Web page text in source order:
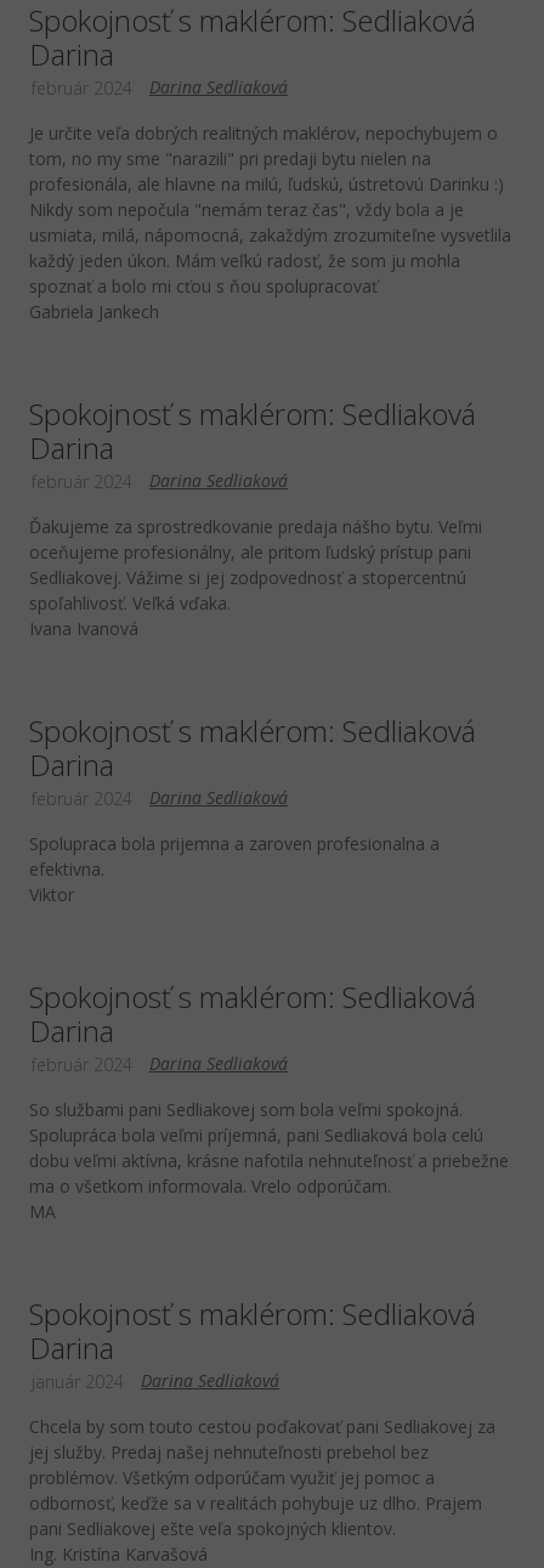
Spokojnosť s maklérom: Sedliaková
Darina
Darina Sedliaková
február 2024
Je určite veľa dobrých realitných maklérov, nepochybujem o
tom, no my sme "narazili" pri predaji bytu nielen na
profesionála, ale hlavne na milú, ľudskú, ústretovú Darinku :)
Nikdy som nepočula "nemám teraz čas", vždy bola a je
usmiata, milá, nápomocná, zakaždým zrozumiteľne vysvetlila
každý jeden úkon. Mám veľkú radosť, že som ju mohla
spoznať a bolo mi cťou s ňou spolupracovať
Gabriela Jankech
Spokojnosť s maklérom: Sedliaková
Darina
Darina Sedliaková
február 2024
Ďakujeme za sprostredkovanie predaja nášho bytu. Veľmi
oceňujeme profesionálny, ale pritom ľudský prístup pani
Sedliakovej. Vážime si jej zodpovednosť a stopercentnú
spoľahlivosť. Veľká vďaka.
Ivana Ivanová
Spokojnosť s maklérom: Sedliaková
Darina
Darina Sedliaková
február 2024
Spolupraca bola prijemna a zaroven profesionalna a
efektivna.
Viktor
Spokojnosť s maklérom: Sedliaková
Darina
Darina Sedliaková
február 2024
So službami pani Sedliakovej som bola veľmi spokojná.
Spolupráca bola veľmi príjemná, pani Sedliaková bola celú
dobu veľmi aktívna, krásne nafotila nehnuteľnosť a priebežne
ma o všetkom informovala. Vrelo odporúčam.
MA
Spokojnosť s maklérom: Sedliaková
Darina
Darina Sedliaková
január 2024
Chcela by som touto cestou poďakovať pani Sedliakovej za
jej služby. Predaj našej nehnuteľnosti prebehol bez
problémov. Všetkým odporúčam využiť jej pomoc a
odbornosť, keďže sa v realitách pohybuje uz dlho. Prajem
pani Sedliakovej ešte veľa spokojných klientov.
Ing. Kristína Karvašová